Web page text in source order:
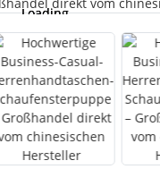
Loading...
Loading...